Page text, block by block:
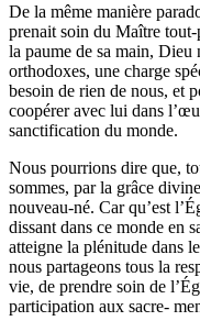
De la même manière
prenait soin du Maître
la paume de sa main, Dieu
orthodoxes, une charge
besoin de rien de nous, et
coopérer avec lui dans
sanctification du monde.
Nous pourrions dire que,
sommes, par la grâce
nouveau-né. Car qu’est
dissant dans ce monde en
atteigne la plénitude dans
nous partageons tous la
vie, de prendre soin de
participation aux sacre-